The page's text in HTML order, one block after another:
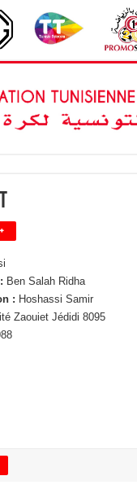
Ben Salah Ridha
: Hoshassi Samir
Zaouiet Jédidi 8095